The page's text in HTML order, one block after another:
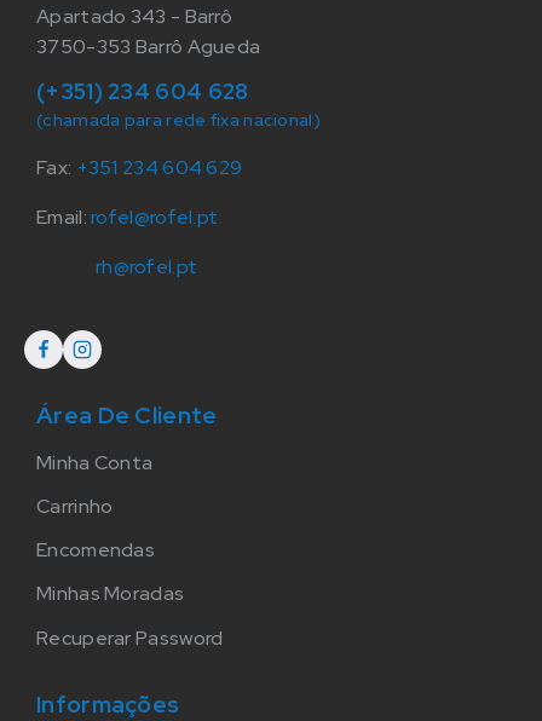
Apartado 343 - Barrô
3750-353 Barrô Agueda
(+351) 234 604 628
(chamada para rede fixa nacional)
Fax: +351 234 604 629
Email:rofel@rofel.pt
rh@rofel.pt
Área De Cliente
Minha Conta
Carrinho
Encomendas
Minhas Moradas
Recuperar Password
Informações